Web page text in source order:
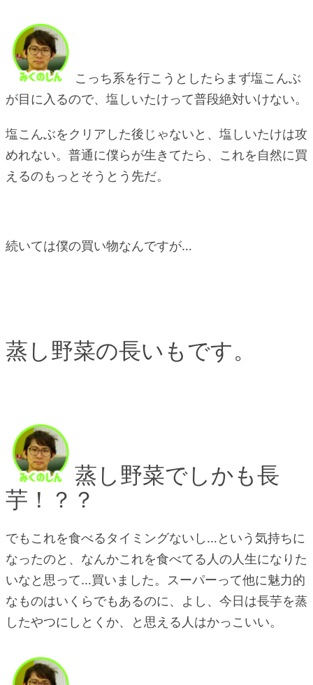
こっち系を行こうとしたらまず塩こんぶ
が目に入るので、塩しいたけって普段絶対いけない。
塩こんぶをクリアした後じゃないと、塩しいたけは攻
めれない。普通に僕らが生きてたら、これを自然に買
えるのもっとそうとう先だ。
続いては僕の買い物なんですが…
蒸し野菜の長いもです。
蒸し野菜でしかも長
芋！？？
でもこれを食べるタイミングないし…という気持ちに
なったのと、なんかこれを食べてる人の人生になりた
いなと思って…買いました。スーパーって他に魅力的
なものはいくらでもあるのに、よし、今日は長芋を蒸
したやつにしとくか、と思える人はかっこいい。